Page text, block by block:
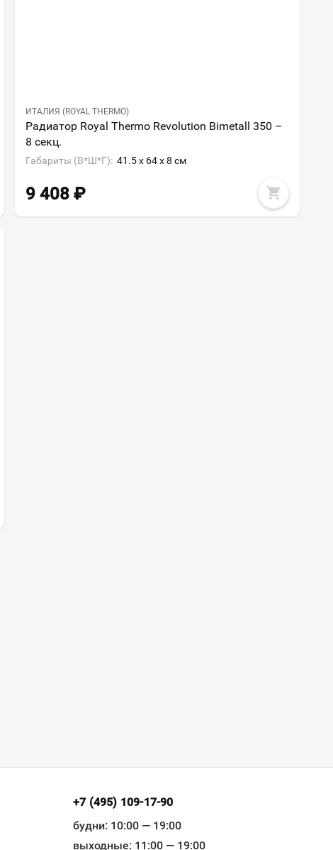
ИТАЛИЯ (ROYAL THERMO)
Радиатор Royal Thermo Revolution Bimetall 350 –
8 секц.
Габариты (В*Ш*Г): 41.5 x 64 x 8 см
9 408 ₽
+7 (495) 109-17-90
будни: 10:00 — 19:00
выходные: 11:00 — 19:00